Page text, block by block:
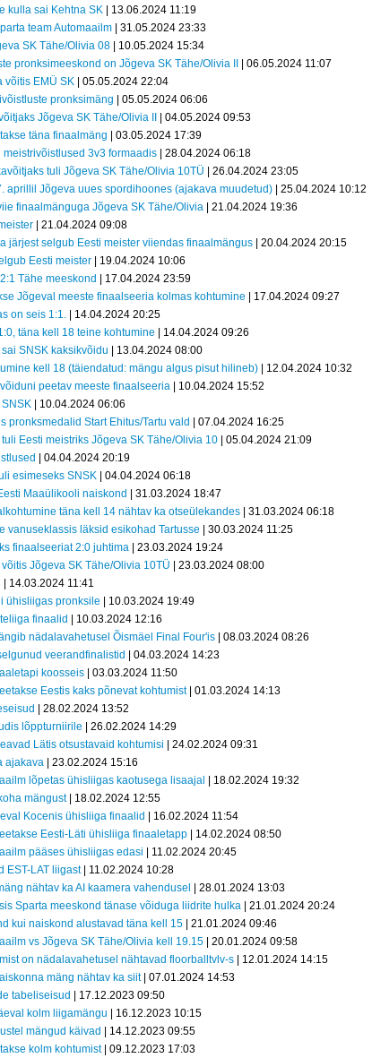
kulla sai Kehtna SK | 13.06.2024 11:19
team Automaailm | 31.05.2024 23:33
SK Tähe/Olivia 08 | 10.05.2024 15:34
pronksimeeskond on Jõgeva SK Tähe/Olivia II
| 06.05.2024 11:07
võitis EMÜ SK | 05.05.2024 22:04
pronksimäng | 05.05.2024 06:06
Jõgeva SK Tähe/Olivia II
| 04.05.2024 09:53
täna finaalmäng | 03.05.2024 17:39
meistrivõistlused 3v3 formaadis | 28.04.2024 06:18
tuli Jõgeva SK Tähe/Olivia 10TÜ | 26.04.2024 23:05
aprillil Jõgeva uues spordihoones (ajakava muudetud) | 25.04.2024 10:12
finaalmänguga Jõgeva SK Tähe/Olivia | 21.04.2024 19:36
| 21.04.2024 09:08
järjest selgub Eesti meister viiendas finaalmängus | 20.04.2024 20:15
Eesti meister | 19.04.2024 10:06
Tähe meeskond
| 17.04.2024 23:59
Jõgeval meeste finaalseeria kolmas kohtumine | 17.04.2024 09:27
on seis 1:1. | 14.04.2024 20:25
täna kell 18 teine kohtumine | 14.04.2024 09:26
SNSK kaksikvõidu | 13.04.2024 08:00
kell 18 (täiendatud: mängu algus pisut hilineb) | 12.04.2024 10:32
peetav meeste finaalseeria | 10.04.2024 15:52
| 10.04.2024 06:06
pronksmedalid Start Ehitus/Tartu vald
| 07.04.2024 16:25
Eesti meistriks Jõgeva SK Tähe/Olivia 10 | 05.04.2024 21:09
| 04.04.2024 20:19
esimeseks SNSK | 04.04.2024 06:18
Maaülikooli naiskond
| 31.03.2024 18:47
täna kell 14 nähtav ka otseülekandes | 31.03.2024 06:18
vanuseklassis läksid esikohad Tartusse | 30.03.2024 11:25
finaalseeriat 2:0 juhtima | 23.03.2024 19:24
Jõgeva SK Tähe/Olivia 10TÜ | 23.03.2024 08:00
| 14.03.2024 11:41
ühisliigas pronksile | 10.03.2024 19:49
finaalid
| 10.03.2024 12:16
nädalavahetusel Õismäel Final Four'is | 08.03.2024 08:26
veerandfinalistid
| 04.03.2024 14:23
koosseis | 03.03.2024 11:50
Eestis kaks põnevat kohtumist| 01.03.2024 14:13
| 28.02.2024 13:52
lõppturniirile | 26.02.2024 14:29
Lätis otsustavaid kohtumisi | 24.02.2024 09:31
ajakava | 23.02.2024 15:16
lõpetas ühisliigas kaotusega lisaajal
| 18.02.2024 19:32
mängust| 18.02.2024 12:55
Kocenis ühisliiga finaalid
| 16.02.2024 11:54
Eesti-Läti ühisliiga finaaletapp | 14.02.2024 08:50
pääses ühisliigas edasi | 11.02.2024 20:45
EST-LAT liigast| 11.02.2024 10:28
nähtav ka AI kaamera vahendusel
| 28.01.2024 13:03
Sparta meeskond tänase võiduga liidrite hulka | 21.01.2024 20:24
kui naiskond alustavad täna kell 15
| 21.01.2024 09:46
vs Jõgeva SK Tähe/Olivia kell 19.15 | 20.01.2024 09:58
on nädalavahetusel nähtavad floorballtvlv-s | 12.01.2024 14:15
mäng nähtav ka siit| 07.01.2024 14:53
tabeliseisud
| 17.12.2023 09:50
kolm liigamängu | 16.12.2023 10:15
mängud käivad
| 14.12.2023 09:55
kolm kohtumist| 09.12.2023 17:03